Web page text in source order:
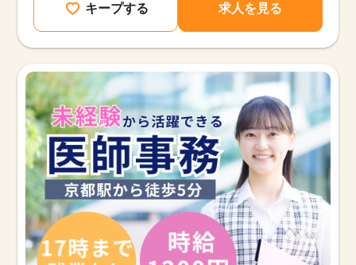
キープする 求人を見る